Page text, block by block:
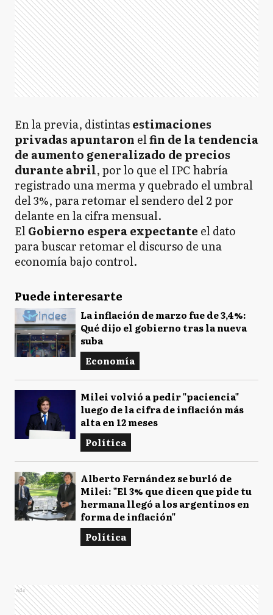
En la previa, distintasestimaciones
privadas apuntaron elfin de la tendencia
de aumento generalizado de precios
durante abril, por lo que el IPC habría
registrado una merma y quebrado el umbral
del 3%, para retomar el sendero del 2 por
delante en la cifra mensual.
ElGobierno espera expectante el dato
para buscar retomar el discurso de una
economía bajo control.
Puede interesarte
La inflación de marzo fue de 3,4%:
Qué dijo el gobierno tras la nueva
suba
Economía
Milei volvió a pedir "paciencia"
luego de la cifra de inflación más
alta en 12 meses
Política
Alberto Fernández se burló de
Milei: "El 3% que dicen que pide tu
hermana llegó a los argentinos en
forma de inflación"
Política
Ads